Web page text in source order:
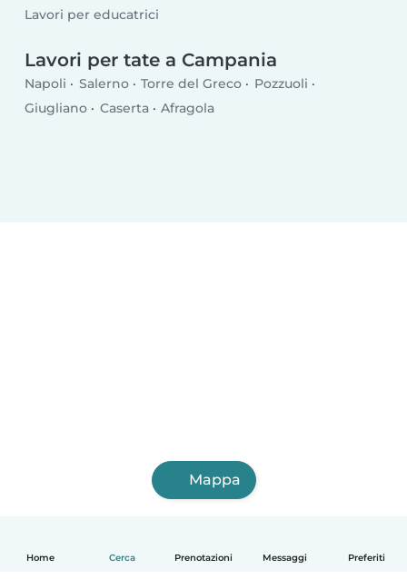
Home Cerca Prenotazioni Messaggi Preferiti
Lavori per educatrici
Lavori per tate a Campania
Napoli Salerno Torre del Greco
Pozzuoli
Giugliano
Caserta Afragola
Mappa